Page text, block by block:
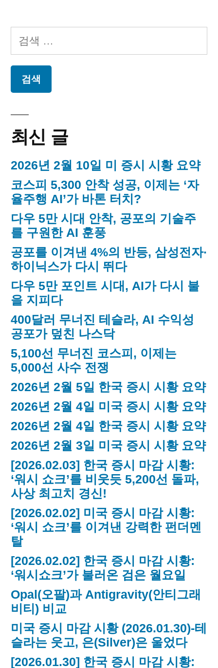
오
독
운
동
가
이
김
검
색:
최신 글
2026년 2월 10일 미 증시 시황 요약
코스피 5,300 안착 성공, 이제는 ‘자
율주행 AI’가 바톤 터치?
다우 5만 시대 안착, 공포의 기술주
를 구원한 AI 훈풍
공포를 이겨낸 4%의 반등, 삼성전자·
하이닉스가 다시 뛰다
다우 5만 포인트 시대, AI가 다시 불
을 지피다
400달러 무너진 테슬라, AI 수익성
공포가 덮친 나스닥
5,100선 무너진 코스피, 이제는
5,000선 사수 전쟁
2026년 2월 5일 한국 증시 시황 요약
2026년 2월 4일 미국 증시 시황 요약
2026년 2월 4일 한국 증시 시황 요약
2026년 2월 3일 미국 증시 시황 요약
[2026.02.03] 한국 증시 마감 시황:
‘워시 쇼크’를 비웃듯 5,200선 돌파,
사상 최고치 경신!
[2026.02.02] 미국 증시 마감 시황:
‘워시 쇼크’를 이겨낸 강력한 펀더멘
탈
[2026.02.02] 한국 증시 마감 시황:
‘워시쇼크’가 불러온 검은 월요일
Opal(오팔)과 Antigravity(안티그래
비티) 비교
미국 증시 마감 시황 (2026.01.30)-테
슬라는 웃고, 은(Silver)은 울었다
[2026.01.30] 한국 증시 마감 시황: